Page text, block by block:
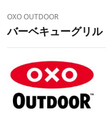
OXO OUTDOOR
バーベキューグリ